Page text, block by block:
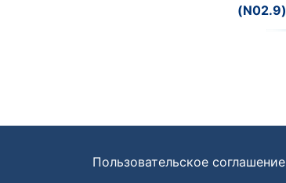
(N02.9)
Пользовательское соглашение